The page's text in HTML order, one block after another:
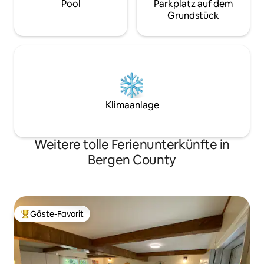
Pool
Parkplatz auf dem
Grundstück
Klimaanlage
Weitere tolle Ferienunterkünfte in
Bergen County
Beliebter Gäste-Favorit.
Gäste-Favorit